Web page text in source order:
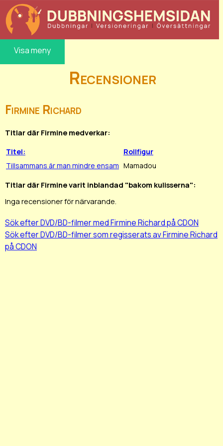
Visa meny
Recensioner
Firmine Richard
Titlar där Firmine medverkar:
Titel:
Rollfigur
Tillsammans är man mindre ensam Mamadou
Titlar där Firmine varit inblandad "bakom kulisserna":
Inga recensioner för närvarande.
Sök efter DVD/BD-filmer med Firmine Richard på CDON
Sök efter DVD/BD-filmer som regisserats av Firmine Richard
på CDON